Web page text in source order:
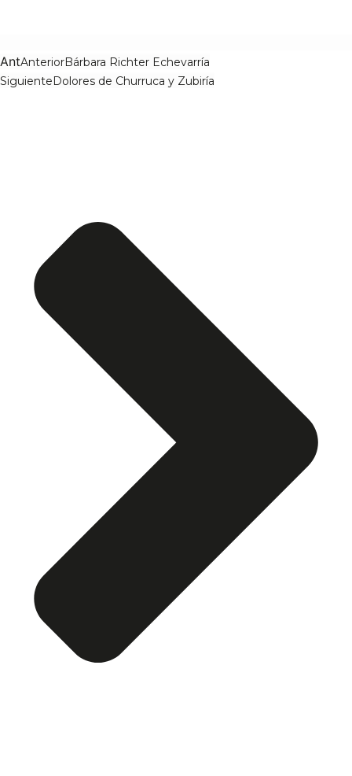
AntAnteriorBárbara Richter Echevarría
SiguienteDolores de Churruca y Zubiría